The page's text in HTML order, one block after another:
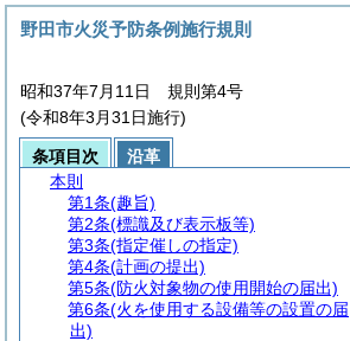
野田市火災予防条例施行規則
昭和37年7月11日 規則第4号
(令和8年3月31日施行)
条項目次
沿革
本則
第1条(趣旨)
第2条(標識及び表示板等)
第3条(指定催しの指定)
第4条(計画の提出)
第5条(防火対象物の使用開始の届出)
第6条(火を使用する設備等の設置の届
出)